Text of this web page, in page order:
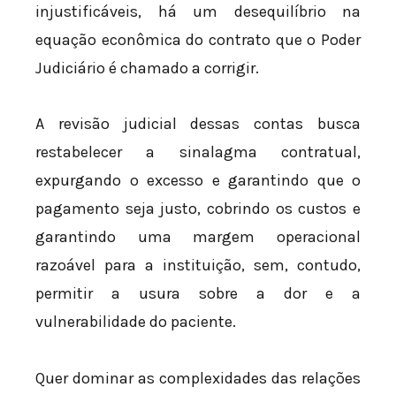
injustificáveis, há um desequilíbrio na
equação econômica do contrato que o Poder
Judiciário é chamado a corrigir.
A revisão judicial dessas contas busca
restabelecer a sinalagma contratual,
expurgando o excesso e garantindo que o
pagamento seja justo, cobrindo os custos e
garantindo uma margem operacional
razoável para a instituição, sem, contudo,
permitir a usura sobre a dor e a
vulnerabilidade do paciente.
Quer dominar as complexidades das relações